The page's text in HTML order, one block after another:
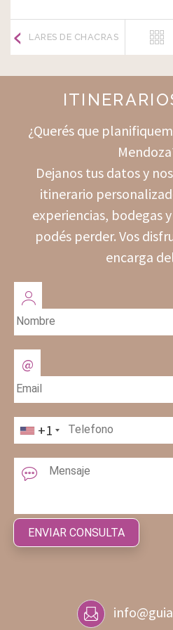
LARES DE CHACRAS
¿Querés que
Dejanos tus datos y
itinerario
experiencias, bodegas
podés perder. Vos
encarga
+1